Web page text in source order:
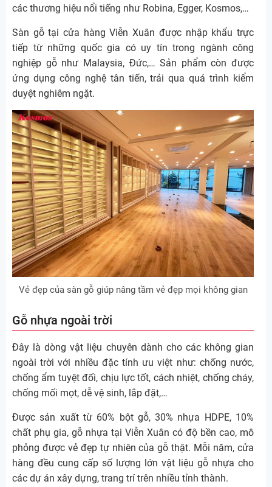
các thương hiệu nổi tiếng như Robina, Egger, Kosmos,…
Sàn gỗ tại cửa hàng Viễn Xuân được nhập khẩu trực
tiếp từ những quốc gia có uy tín trong ngành công
nghiệp gỗ như Malaysia, Đức,… Sản phẩm còn được
ứng dụng công nghệ tân tiến, trải qua quá trình kiểm
duyệt nghiêm ngặt.
Vẻ đẹp của sàn gỗ giúp nâng tầm vẻ đẹp mọi không gian
Gỗ nhựa ngoài trời
Đây là dòng vật liệu chuyên dành cho các không gian
ngoài trời với nhiều đặc tính ưu việt như: chống nước,
chống ẩm tuyệt đối, chịu lực tốt, cách nhiệt, chống cháy,
chống mối mọt, dễ vệ sinh, lắp đặt,…
Được sản xuất từ 60% bột gỗ, 30% nhựa HDPE, 10%
chất phụ gia, gỗ nhựa tại Viễn Xuân có độ bền cao, mô
phỏng được vẻ đẹp tự nhiên của gỗ thật. Mỗi năm, cửa
hàng đều cung cấp số lượng lớn vật liệu gỗ nhựa cho
các dự án xây dựng, trang trí trên nhiều tỉnh thành.